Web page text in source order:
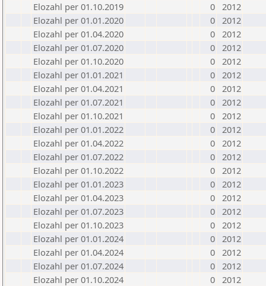
Elozahl per 01.10.2019
0 2012
Elozahl per 01.01.2020
0 2012
Elozahl per 01.04.2020
0 2012
Elozahl per 01.07.2020
0 2012
Elozahl per 01.10.2020
0 2012
Elozahl per 01.01.2021
0 2012
Elozahl per 01.04.2021
0 2012
Elozahl per 01.07.2021
0 2012
Elozahl per 01.10.2021
0 2012
Elozahl per 01.01.2022
0 2012
Elozahl per 01.04.2022
0 2012
Elozahl per 01.07.2022
0 2012
Elozahl per 01.10.2022
0 2012
Elozahl per 01.01.2023
0 2012
Elozahl per 01.04.2023
0 2012
Elozahl per 01.07.2023
0 2012
Elozahl per 01.10.2023
0 2012
Elozahl per 01.01.2024
0 2012
Elozahl per 01.04.2024
0 2012
Elozahl per 01.07.2024
0 2012
Elozahl per 01.10.2024
0 2012